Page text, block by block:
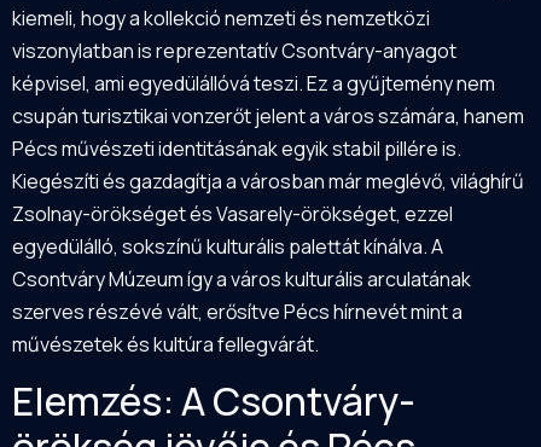
kiemeli, hogy a kollekció nemzeti és nemzetközi
viszonylatban is reprezentatív Csontváry-anyagot
képvisel, ami egyedülállóvá teszi. Ez a gyűjtemény nem
csupán turisztikai vonzerőt jelent a város számára, hanem
Pécs művészeti identitásának egyik stabil pillére is.
Kiegészíti és gazdagítja a városban már meglévő, világhírű
Zsolnay-örökséget és Vasarely-örökséget, ezzel
egyedülálló, sokszínű kulturális palettát kínálva. A
Csontváry Múzeum így a város kulturális arculatának
szerves részévé vált, erősítve Pécs hírnevét mint a
művészetek és kultúra fellegvárát.
Elemzés: A Csontváry-